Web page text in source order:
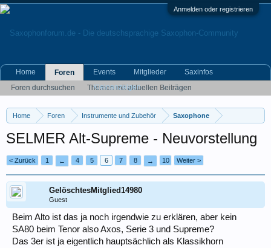
Anmelden oder registrieren
Home Foren Instrumente und Zubehör Saxophone
SELMER Alt-Supreme - Neuvorstellung
< Zurück 1 ← 4 5 6 7 8 → 10 Weiter >
GelöschtesMitglied14980
Guest
Beim Alto ist das ja noch irgendwie zu erklären, aber kein
SA80 beim Tenor also Axos, Serie 3 und Supreme?
Das 3er ist ja eigentlich hauptsächlich als Klassikhorn
Home
Foren
Foren durchsuchen
Themen mit aktuellen Beiträgen
Events Mitglieder
Saxinfos
Kleinanzeigen